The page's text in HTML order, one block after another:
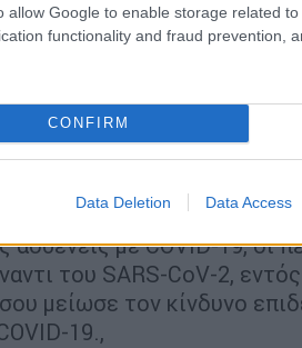
allow Google to enable storage related
functionality and fraud prevention,
CONFIRM
Data Deletion Data Access
53 από τους 54 ασθενείς
1 ασθενής που
αναρρωσάντων
Επιπλέον, δεν
ενέργειες που εμφάνισαν
η χορήγηση
με COVID-19, οι
του SARS-CoV-2,
μείωσε τον κίνδυνο
19.,